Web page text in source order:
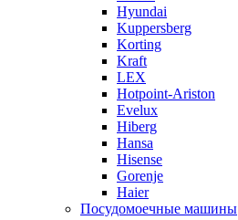
Hyundai
Kuppersberg
Korting
Kraft
LEX
Hotpoint-Ariston
Evelux
Hiberg
Hansa
Hisense
Gorenje
Haier
Посудомоечные машины